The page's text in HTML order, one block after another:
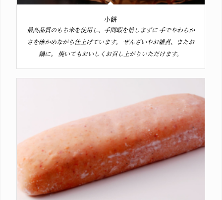
小餅
最高品質のもち米を使用し、手間暇を惜しまずに 手でやわらか
さを確かめながら仕上げています。 ぜんざいやお雑煮、またお
鍋に。 焼いてもおいしくお召し上がりいただけます。